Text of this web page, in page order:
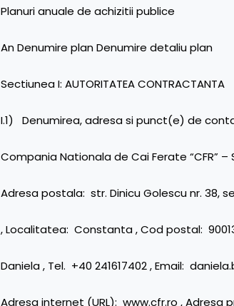
Planuri anuale de achizitii publice
An Denumire plan Denumire detaliu plan
Sectiunea I: AUTORITATEA CONTRACTANTA
I.1) Denumirea, adresa si punct(e) de
Compania Nationala de Cai Ferate “CFR” –
Adresa postala: str. Dinicu Golescu nr. 38,
, Localitatea: Constanta , Cod postal:
Daniela , Tel. +40 241617402 , Email:
Adresa internet (URL): www.cfr.ro ,